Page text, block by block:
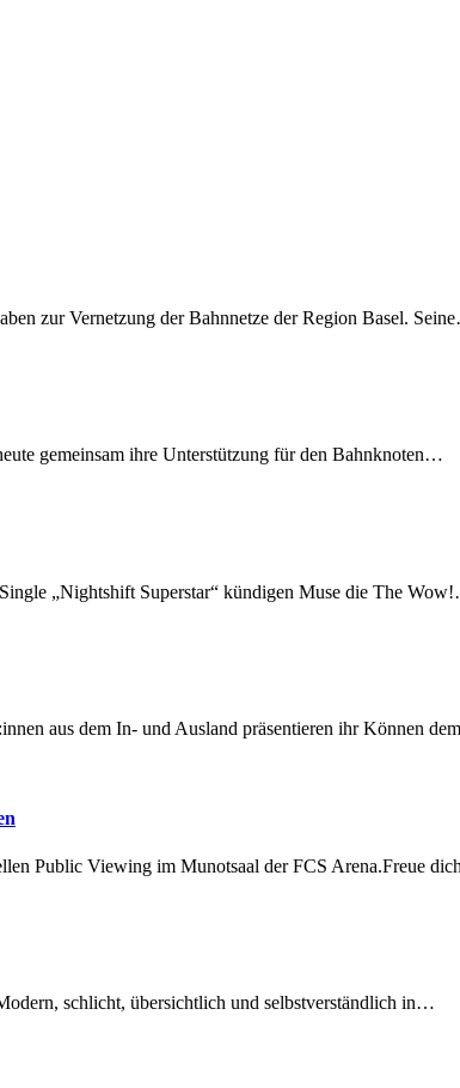
zur Vernetzung der Bahnnetze der Region Basel.
gemeinsam ihre Unterstützung für den Bahnknoten…
„Nightshift Superstar“ kündigen Muse die The
aus dem In- und Ausland präsentieren ihr Können
Public Viewing im Munotsaal der FCS Arena.Freue
schlicht, übersichtlich und selbstverständlich in…